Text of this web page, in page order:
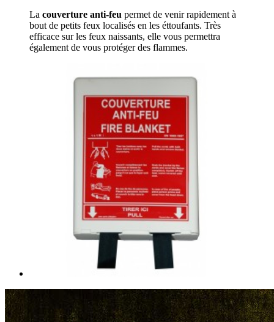
La couverture anti-feu permet de venir rapidement à
bout de petits feux localisés en les éttoufants. Très
efficace sur les feux naissants, elle vous permettra
également de vous protéger des flammes.